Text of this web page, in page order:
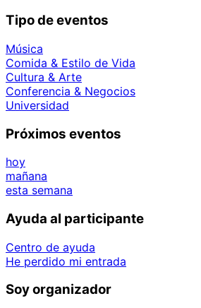
Tipo de eventos
Música
Comida & Estilo de Vida
Cultura & Arte
Conferencia & Negocios
Universidad
Próximos eventos
hoy
mañana
esta semana
Ayuda al participante
Centro de ayuda
He perdido mi entrada
Soy organizador